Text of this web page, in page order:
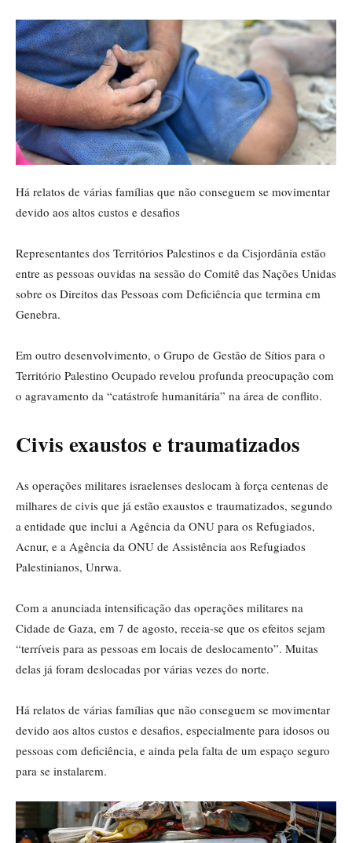
Há relatos de várias famílias que não conseguem se movimentar
devido aos altos custos e desafios
Representantes dos Territórios Palestinos e da Cisjordânia estão
entre as pessoas ouvidas na sessão do Comitê das Nações Unidas
sobre os Direitos das Pessoas com Deficiência que termina em
Genebra.
Em outro desenvolvimento, o Grupo de Gestão de Sítios para o
Território Palestino Ocupado revelou profunda preocupação com
o agravamento da “catástrofe humanitária” na área de conflito.
Civis exaustos e traumatizados
As operações militares israelenses deslocam à força centenas de
milhares de civis que já estão exaustos e traumatizados, segundo
a entidade que inclui a Agência da ONU para os Refugiados,
Acnur, e a Agência da ONU de Assistência aos Refugiados
Palestinianos, Unrwa.
Com a anunciada intensificação das operações militares na
Cidade de Gaza, em 7 de agosto, receia-se que os efeitos sejam
“terríveis para as pessoas em locais de deslocamento”. Muitas
delas já foram deslocadas por várias vezes do norte.
Há relatos de várias famílias que não conseguem se movimentar
devido aos altos custos e desafios, especialmente para idosos ou
pessoas com deficiência, e ainda pela falta de um espaço seguro
para se instalarem.